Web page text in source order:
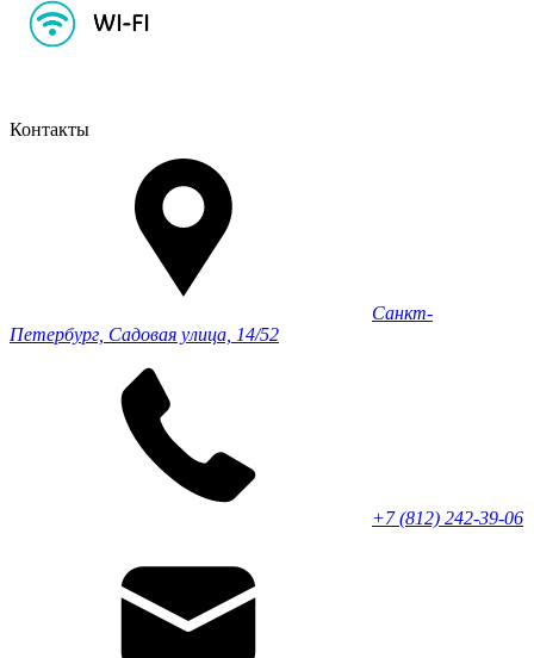
Контакты
Санкт-
Петербург, Садовая улица, 14/52
+7 (812) 242-39-06